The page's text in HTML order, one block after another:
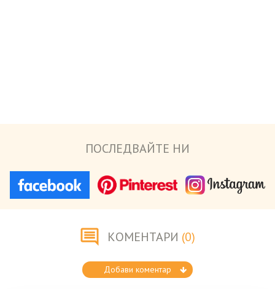
ПОСЛЕДВАЙТЕ НИ
КОМЕНТАРИ (0)
Добави коментар